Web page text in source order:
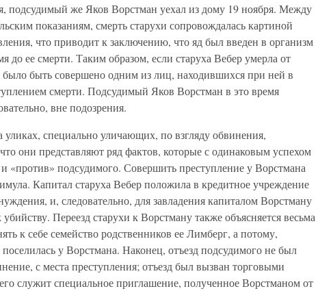
подсудимый же Яков Ворстман уехал из дому 19 ноября. Между
показаниям, смерть старухи сопровождалась картиной
что приводит к заключению, что яд был введен в организм
до ее смерти. Таким образом, если старуха Вебер умерла от
быть совершено одним из лиц, находившихся при ней в
смерти. Подсудимый Яков Ворстман в это время
вне подозрения.
уликах, специально уличающих, по взгляду обвинения,
они представляют ряд фактов, которые с одинаковым успехом
«против» подсудимого. Совершить преступление у Ворстмана
Капитал старуха Вебер положила в кредитное учреждение
и, следовательно, для завладения капиталом Ворстману
убийству. Переезд старухи к Ворстману также объясняется весьма
к себе семейство родственников ее Лимберг, а потому,
поселилась у Ворстмана. Наконец, отъезд подсудимого не был
с места преступления; отъезд был вызван торговыми
служит специальное приглашение, полученное Ворстманом от